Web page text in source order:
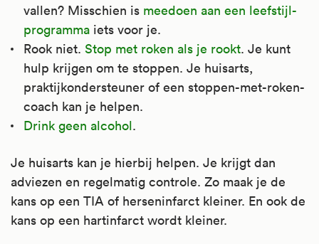
vallen? Misschien is meedoen aan een leefstijl-
programma iets voor je.
Rook niet. Stop met roken als je rookt. Je kunt
hulp krijgen om te stoppen. Je huisarts,
praktijkondersteuner of een stoppen-met-roken-
coach kan je helpen.
Drink geen alcohol.
Je huisarts kan je hierbij helpen. Je krijgt dan
adviezen en regelmatig controle. Zo maak je de
kans op een TIA of herseninfarct kleiner. En ook de
kans op een hartinfarct wordt kleiner.